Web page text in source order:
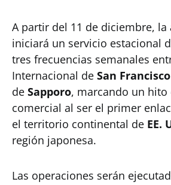
A partir del 11 de diciembre, la
iniciará un servicio estacional
tres frecuencias semanales
Internacional de San Francisco
de Sapporo, marcando un hito
comercial al ser el primer
el territorio continental de EE.
región japonesa.
Las operaciones serán